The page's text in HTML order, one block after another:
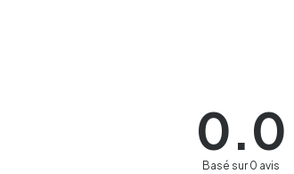
0.0
Basé sur 0 avis